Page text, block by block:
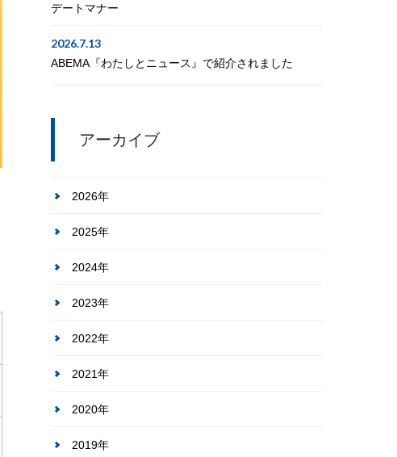
デートマナー
2026.7.13
ABEMA『わたしとニュース』で紹介されました
アーカイブ
2026年
2025年
2024年
2023年
2022年
2021年
2020年
2019年